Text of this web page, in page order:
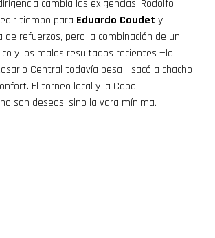
cambia las exigencias. Rodolfo
tiempo para Eduardo Coudet y
de refuerzos, pero la combinación de un
y los malos resultados recientes —la
Central todavía pesa— sacó a chacho
El torneo local y la Copa
son deseos, sino la vara mínima.